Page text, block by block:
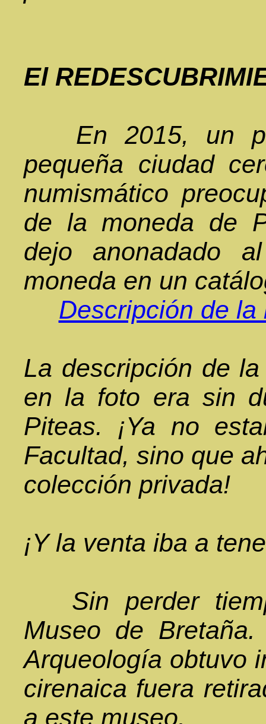
El
En 2015, un
pequeña ciudad
numismático
de la moneda de
dejo anonadado
moneda en un
Descripción de
La descripción de
en la foto era sin
Piteas. ¡Ya no
Facultad, sino que
colección privada!
¡Y la venta iba a
Sin perder
Museo de
Arqueología obtuvo
cirenaica fuera
a este museo.